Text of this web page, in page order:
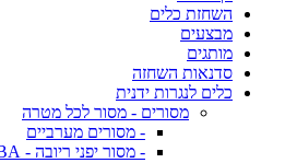
השחזת כלים
מבצעים
מותגים
סדנאות השחזה
כלים לנגרות ידנית
מסורים - מסור לכל מטרה
- מסורים מערביים
- מסור יפני ריובה - RYOBA